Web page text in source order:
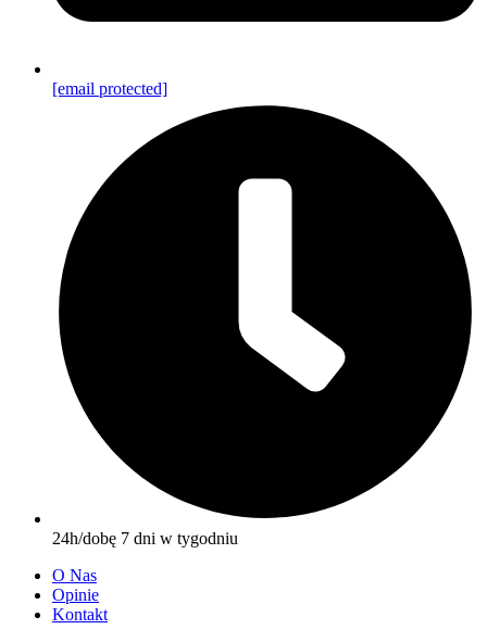
[email protected]
24h/dobę 7 dni w tygodniu
O Nas
Opinie
Kontakt